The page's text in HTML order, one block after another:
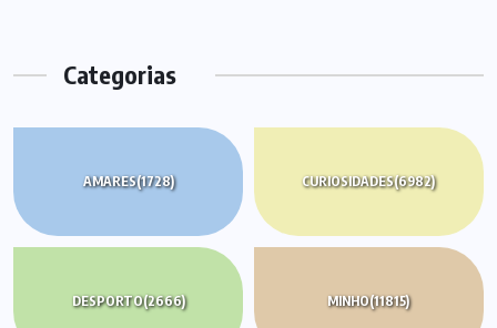
Categorias
AMARES(1728) CURIOSIDADES(6982)
DESPORTO(2666) MINHO(11815)